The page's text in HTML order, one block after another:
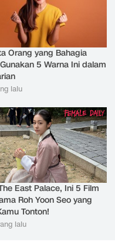
Orang yang Bahagia
5 Warna Ini dalam
lalu
East Palace, Ini 5 Film
Roh Yoon Seo yang
Tonton!
lalu